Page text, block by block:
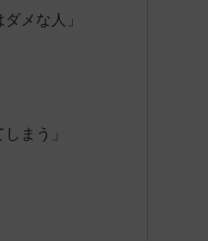
メな人」
まう」